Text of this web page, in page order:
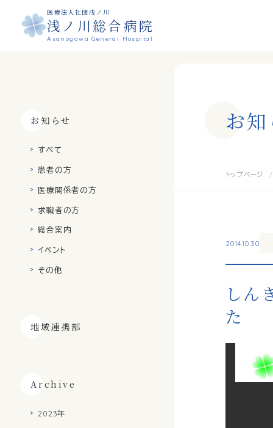
医療法人社団浅ノ川
浅ノ川総合病院
Asanogawa General Hospital
お知らせ
すべて
患者の方
医療関係者の方
求職者の方
総合案内
イベント
その他
地域連携部
Archive
2023年
お知
トップページ
2014.10.30
しん
た